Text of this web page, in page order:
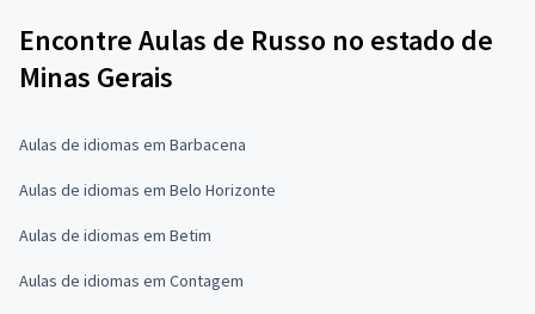
Encontre Aulas de Russo no estado de
Minas Gerais
Aulas de idiomas em Barbacena
Aulas de idiomas em Belo Horizonte
Aulas de idiomas em Betim
Aulas de idiomas em Contagem